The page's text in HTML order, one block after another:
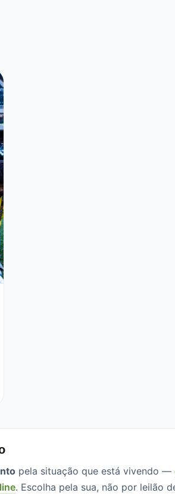
pela situação que está vivendo —
. Escolha pela sua, não por leilão